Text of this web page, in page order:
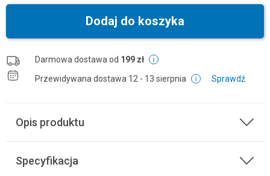
Dodaj do koszyka
Darmowa dostawa od 199 zł
Przewidywana dostawa 12 - 13 sierpnia Sprawdź
Opis produktu
Specyfikacja